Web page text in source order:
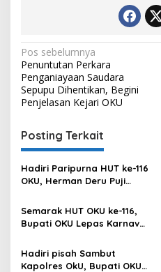
Navigasi
pos
Pos sebelumnya
Penuntutan Perkara
Penganiayaan Saudara
Sepupu Dihentikan, Begini
Penjelasan Kejari OKU
Posting Terkait
Hadiri Paripurna HUT ke-116
OKU, Herman Deru Puji
Sekundang
Semarak HUT OKU ke-116,
Bupati OKU Lepas Karnaval
Hadiri pisah Sambut
Kapolres OkU, Bupati OKU